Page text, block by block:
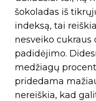
šokoladas iš
indeksą, tai
nesveiko cukraus
padidėjimo.
medžiagų
pridedama
nereiškia, kad